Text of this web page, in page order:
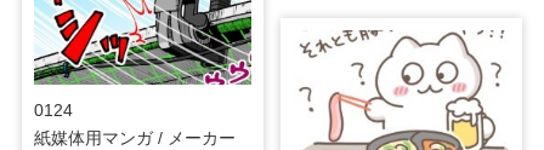
0124
紙媒体用マンガ / メーカー